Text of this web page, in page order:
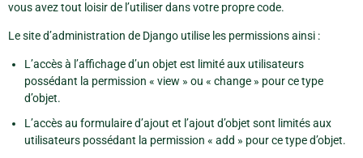
vous avez tout loisir de l’utiliser dans votre propre code.
Le site d’administration de Django utilise les permissions ainsi :
L’accès à l’affichage d’un objet est limité aux utilisateurs
possédant la permission « view » ou « change » pour ce type
d’objet.
L’accès au formulaire d’ajout et l’ajout d’objet sont limités aux
utilisateurs possédant la permission « add » pour ce type d’objet.